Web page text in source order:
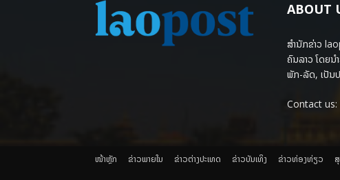
ABOUT
ສຳນັກຂ່າວ
ຄົນລາວ ໂດຍນ
ພັກ-ລັດ, ເປັນ
Contact us:
ໜ້າຫຼັກ ຂ່າວພາຍ​ໃນ ຂ່າວຕ່າງປະເທດ ​ຂ່າວບັນເທິງ ​ຂ່າວທ່ອງທ່ຽວ